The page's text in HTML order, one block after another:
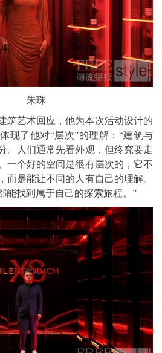
朱珠
筑艺术回应，他为本次活动设计的
现了他对“层次”的理解：“建筑与
。人们通常先看外观，但终究要走
一个好的空间是很有层次的，它不
而是能让不同的人有自己的理解。
能找到属于自己的探索旅程。”